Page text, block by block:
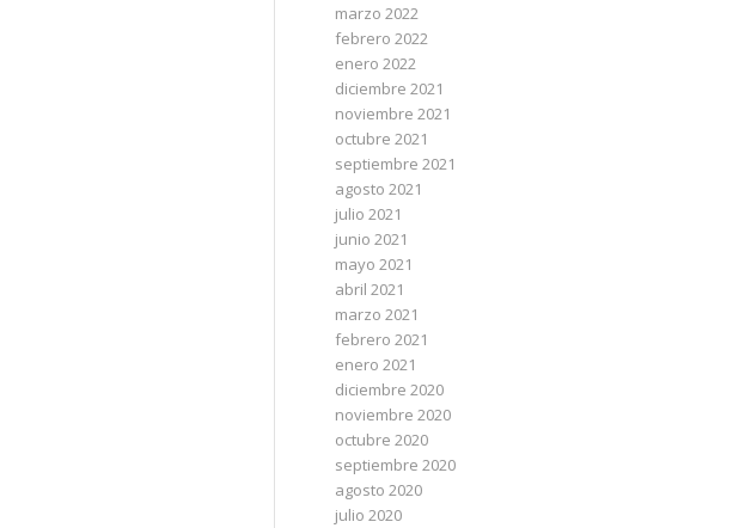
marzo 2022
febrero 2022
enero 2022
diciembre 2021
noviembre 2021
octubre 2021
septiembre 2021
agosto 2021
julio 2021
junio 2021
mayo 2021
abril 2021
marzo 2021
febrero 2021
enero 2021
diciembre 2020
noviembre 2020
octubre 2020
septiembre 2020
agosto 2020
julio 2020